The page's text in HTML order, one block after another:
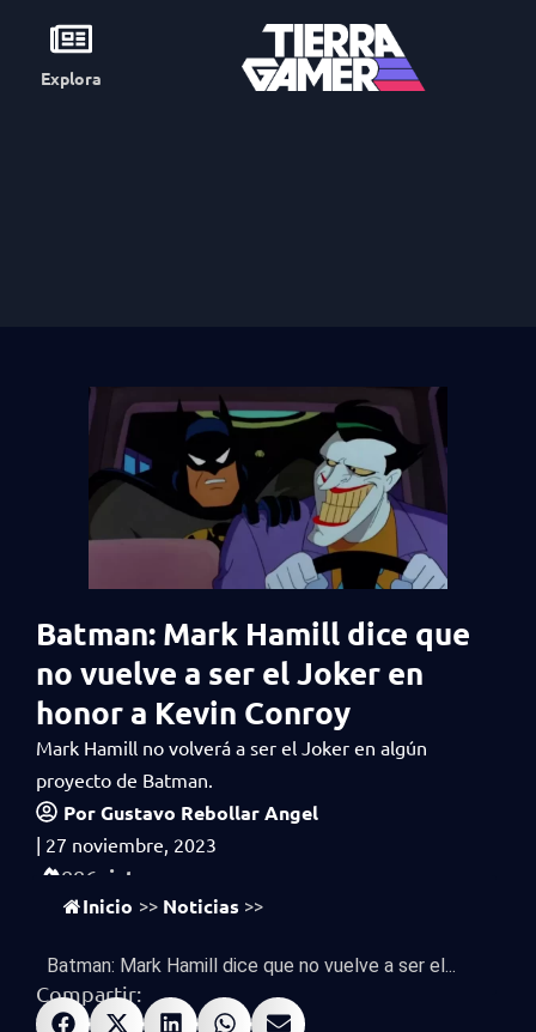
Explora
Batman: Mark Hamill dice que
no vuelve a ser el Joker en
honor a Kevin Conroy
Mark Hamill no volverá a ser el Joker en algún
proyecto de Batman.
PorGustavo Rebollar Angel
| 27 noviembre, 2023
886 vistas
Inicio >> Noticias >>
Batman: Mark Hamill dice que no vuelve a ser el...
Compartir: